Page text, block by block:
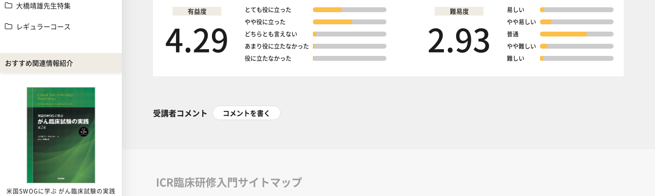
大橋靖雄先生特集
レギュラーコース
おすすめ関連情報紹介
米国SWOGに学ぶ がん臨床試験の実践
有益度
4.29
とても役に立った
やや役に立った
どちらとも言えない
あまり役に立たなかった
役に立たなかった
難易度
2.93
易しい
やや易しい
普通
やや難しい
難しい
受講者コメント コメントを書く
ICR臨床研修入門サイトマップ